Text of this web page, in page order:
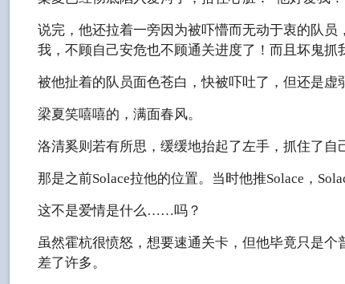
说完，他还拉着一旁因为被吓懵而无动于衷的队
我，不顾自己安危也不顾通关进度了！而且坏鬼抓
被他扯着的队员面色苍白，快被吓吐了，但还
梁夏笑嘻嘻的，满面春风。
洛清奚则若有所思，缓缓地抬起了左手，抓住了自
那是之前Solace拉他的位置。当时他推Solace，
这不是爱情是什么……吗？
虽然霍杭很愤怒，想要速通关卡，但他毕竟只是
差了许多。